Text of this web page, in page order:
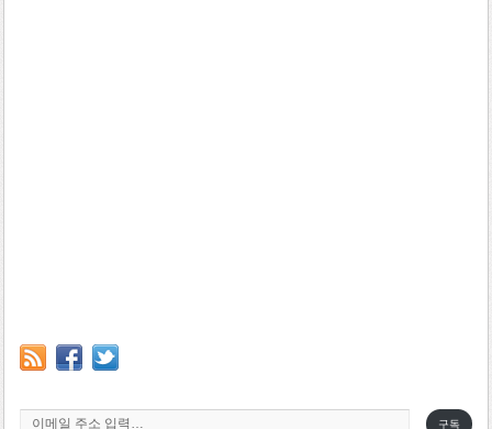
이메일 주소 입력…
구독